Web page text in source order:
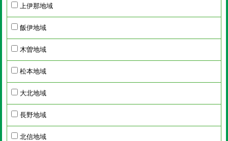
上伊那地域
飯伊地域
木曽地域
松本地域
大北地域
長野地域
北信地域